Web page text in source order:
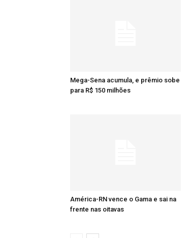
Mega-Sena acumula, e prêmio sobe
para R$ 150 milhões
América-RN vence o Gama e sai na
frente nas oitavas